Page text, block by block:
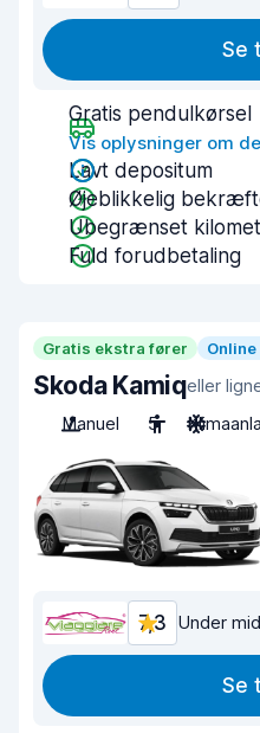
Se
Gratis pendulkørsel
Vis oplysninger om
Lavt depositum
Øjeblikkelig
Ubegrænset
Fuld forudbetaling
Gratis ekstra fører
Skoda Kamiqeller
Manuel
5
7,3 Under
Se